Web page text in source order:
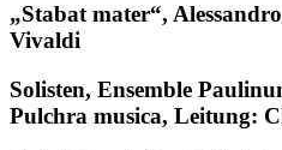
„Stabat mater“,
Vivaldi
Solisten, Ensemble
Pulchra musica, Leitung: